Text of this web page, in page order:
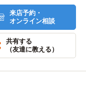
7分
(約1.5km)
自転車
8分
自転車
来店予約・
オンライン相談
共有する
（友達に教える）